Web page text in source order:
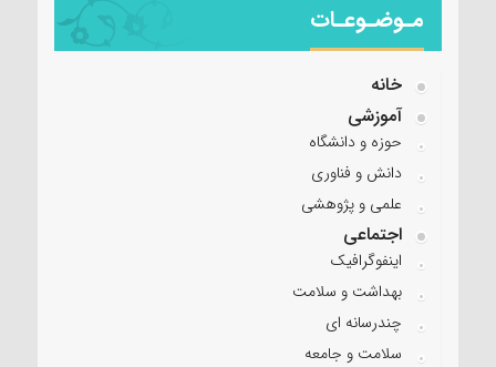
مـوضـوعـات
خانه
آموزشی
حوزه و دانشگاه
دانش و فناوری
علمی و پژوهشی
اجتماعی
اینفوگرافیک
بهداشت و سلامت
چندرسانه ای
سلامت و جامعه